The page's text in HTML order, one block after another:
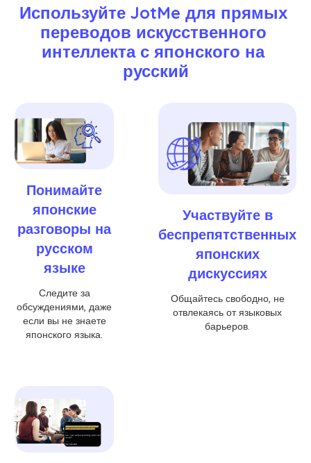
Используйте JotMe для прямых
переводов искусственного
интеллекта с японского на
русский
Понимайте
японские
разговоры на
русском
языке
Следите за
обсуждениями, даже
если вы не знаете
японского языка.
Участвуйте в
беспрепятственных
японских
дискуссиях
Общайтесь свободно, не
отвлекаясь от языковых
барьеров.